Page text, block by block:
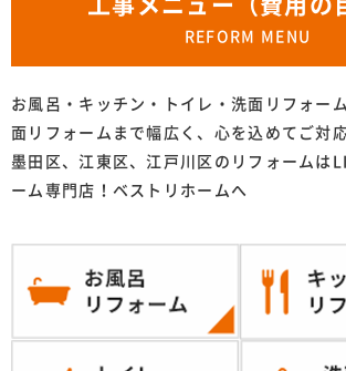
REFORM MENU
お風呂・キッチン・トイレ・洗面リフォー
面リフォームまで幅広く、心を込めてご対応
墨田区、江東区、江戸川区のリフォームは
ーム専門店！ベストリホームへ